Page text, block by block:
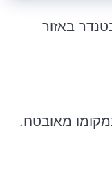
באזור
מאובטח.